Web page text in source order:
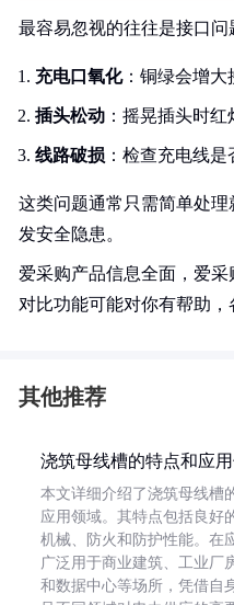
最容易忽视的往往是接口问
充电口氧化：铜绿会增大
插头松动 ：摇晃插头时
线路破损 ：检查充电线
这类问题通常只需简单处理
发安全隐患。
爱采购产品信息全面，爱
对比功能可能对你有帮助
其他推荐
浇筑母线槽的特点和应
本文详细介绍了浇筑母线槽
应用领域。其特点包括良好
机械、防火和防护性能。在
广泛用于商业建筑、工业厂
和数据中心等场所，凭借自